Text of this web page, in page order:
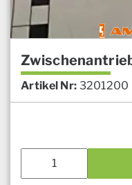
Artikel Nr: 3201200